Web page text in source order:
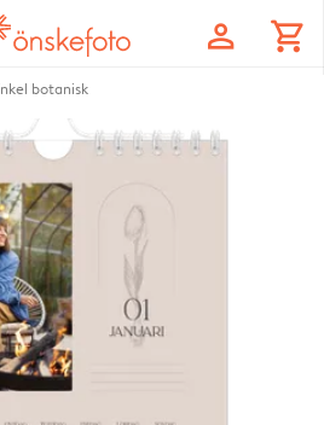
profile shopping_cart
botanisk